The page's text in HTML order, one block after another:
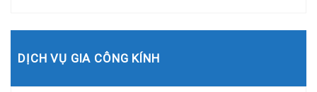
DỊCH VỤ GIA CÔNG KÍNH